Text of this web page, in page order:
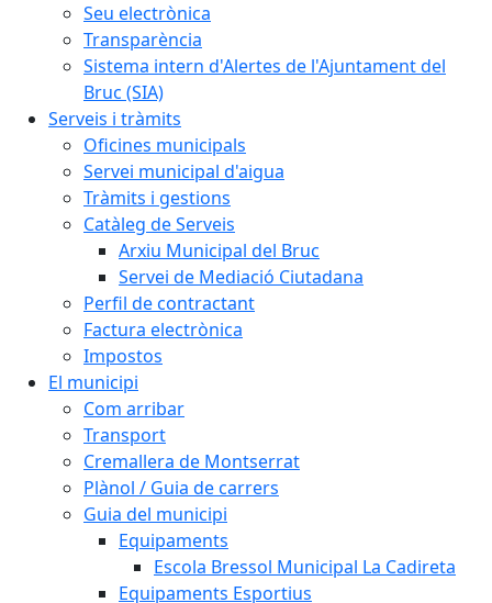
Seu electrònica
Transparència
Sistema intern d'Alertes de l'Ajuntament del
Bruc (SIA)
Serveis i tràmits
Oficines municipals
Servei municipal d'aigua
Tràmits i gestions
Catàleg de Serveis
Arxiu Municipal del Bruc
Servei de Mediació Ciutadana
Perfil de contractant
Factura electrònica
Impostos
El municipi
Com arribar
Transport
Cremallera de Montserrat
Plànol / Guia de carrers
Guia del municipi
Equipaments
Escola Bressol Municipal La Cadireta
Equipaments Esportius